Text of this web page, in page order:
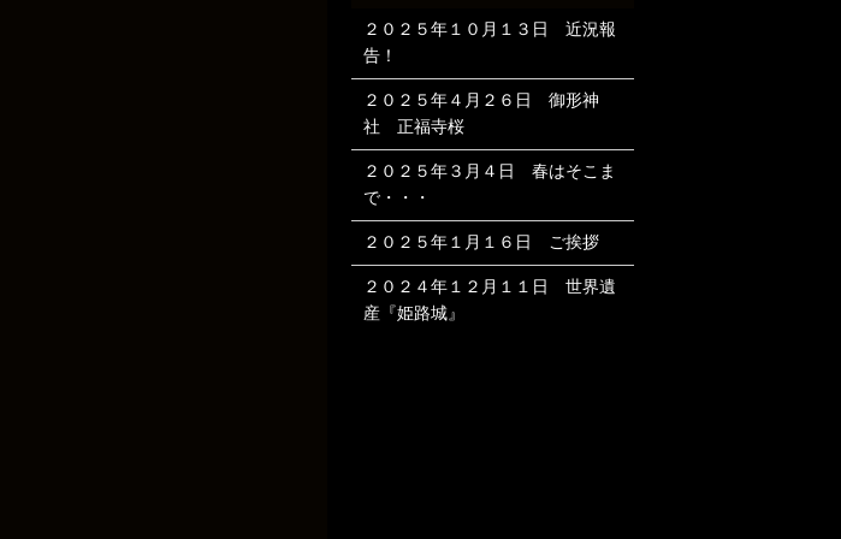
２０２５年１０月１３日 近況報
告！
２０２５年４月２６日 御形神
社 正福寺桜
２０２５年３月４日 春はそこま
で・・・
２０２５年１月１６日 ご挨拶
２０２４年１２月１１日 世界遺
産『姫路城』